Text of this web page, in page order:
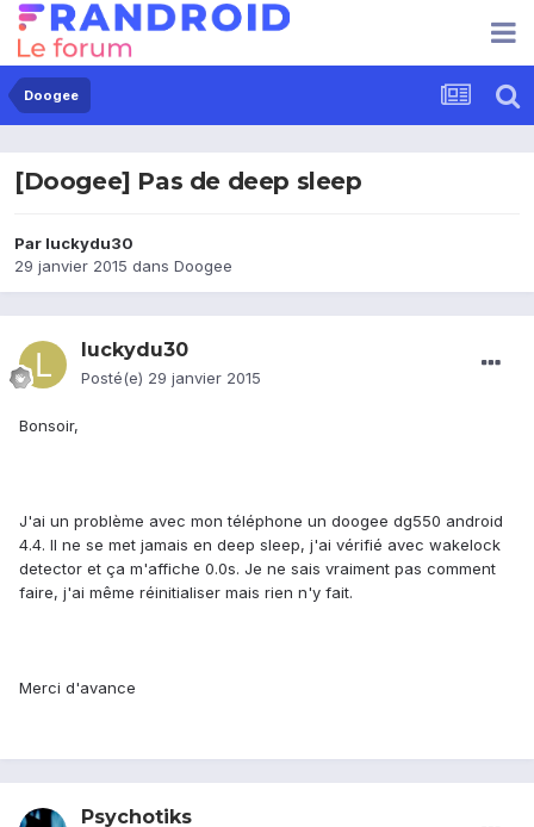
Doogee
[Doogee] Pas de deep sleep
Par luckydu30
29 janvier 2015 dans Doogee
luckydu30
Posté(e) 29 janvier 2015
Bonsoir,
J'ai un problème avec mon téléphone un doogee dg550 android
4.4. Il ne se met jamais en deep sleep, j'ai vérifié avec wakelock
detector et ça m'affiche 0.0s. Je ne sais vraiment pas comment
faire, j'ai même réinitialiser mais rien n'y fait.
Merci d'avance
Psychotiks